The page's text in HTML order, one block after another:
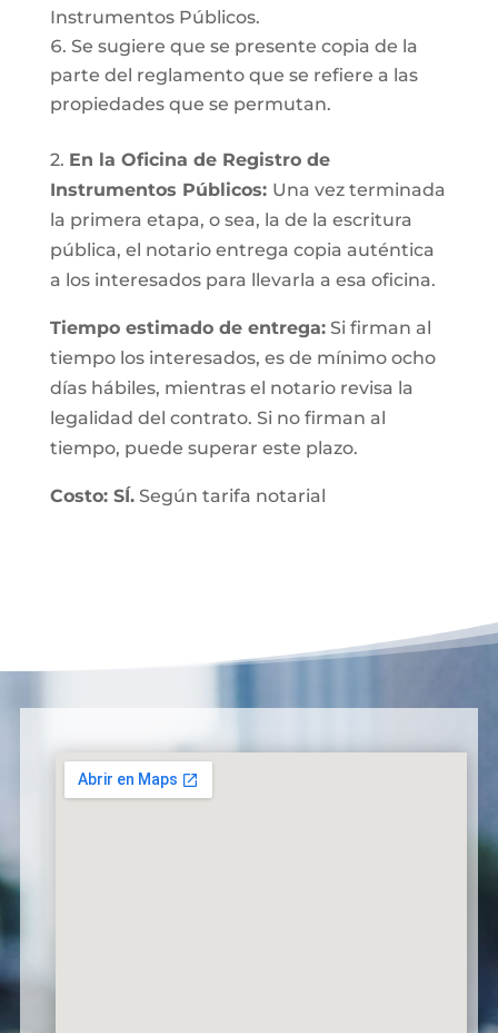
Instrumentos Públicos.
Se sugiere que se presente copia de la
parte del reglamento que se refiere a las
propiedades que se permutan.
2. En la Oficina de Registro de
Instrumentos Públicos: Una vez terminada
la primera etapa, o sea, la de la escritura
pública, el notario entrega copia auténtica
a los interesados para llevarla a esa oficina.
Tiempo estimado de entrega:Si firman al
tiempo los interesados, es de mínimo ocho
días hábiles, mientras el notario revisa la
legalidad del contrato. Si no firman al
tiempo, puede superar este plazo.
Costo: SÍ.Según tarifa notarial